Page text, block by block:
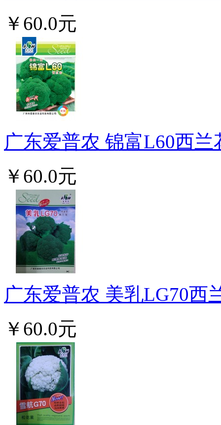
￥60.0元
广东爱普农 锦富L60西
￥60.0元
广东爱普农 美乳LG70西
￥60.0元